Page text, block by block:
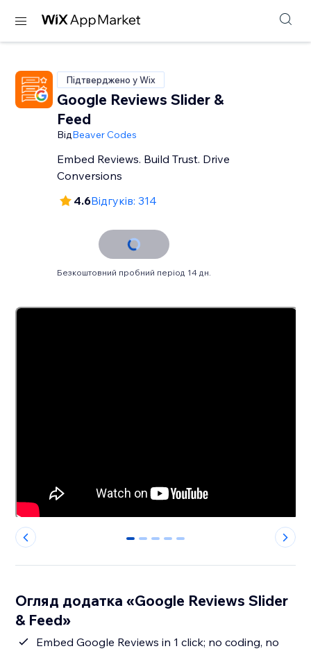
Підтверджено у Wix
Google Reviews Slider &
Feed
ВідBeaver Codes
Embed Reviews. Build Trust. Drive
Conversions
4.6Відгуків: 314
Безкоштовний пробний період 14 дн.
0 1 2 3 4
Огляд додатка «Google Reviews Slider
& Feed»
Embed Google Reviews in 1 click; no coding, no